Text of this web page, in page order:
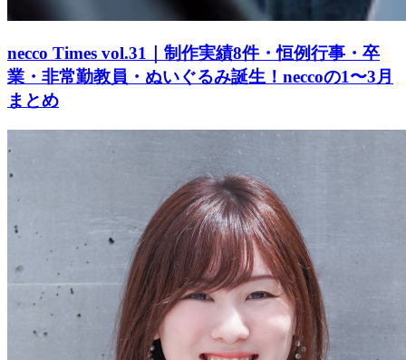
necco Times vol.31｜制作実績8件・恒例行事・卒
業・非常勤教員・ぬいぐるみ誕生！neccoの1〜3月
まとめ